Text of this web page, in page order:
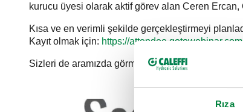
Rıza
kurucu üyesi olarak aktif görev alan Ceren
Kısa ve en verimli şekilde gerçekleştirmeyi
Kayıt olmak için: https://
Sizleri de aramızda görmekten mutluluk duyarız.